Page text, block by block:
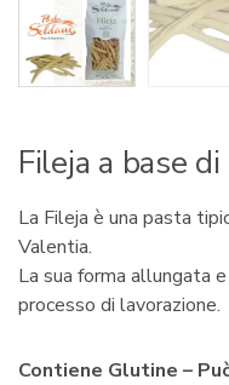
Fileja a base
La Fileja è una pasta
Valentia.
La sua forma allungata
processo di lavorazione.
Contiene Glutine –